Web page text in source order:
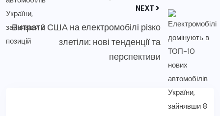
NEXT
Витрати США на електромобілі різко
злетіли: нові тенденції та
перспективи